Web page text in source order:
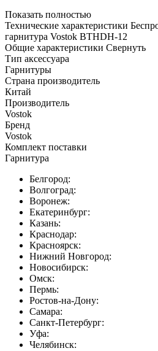
Показать полностью
Технические характеристики
гарнитура Vostok BTHDH-12
Общие характеристики Свернуть
Тип аксессуара
Гарнитуры
Страна производитель
Китай
Производитель
Vostok
Бренд
Vostok
Комплект поставки
Гарнитура
Белгород:
Волгоград:
Воронеж:
Екатеринбург:
Казань:
Краснодар:
Красноярск:
Нижний Новгород:
Новосибирск:
Омск:
Пермь:
Ростов-на-Дону:
Самара:
Санкт-Петербург:
Уфа:
Челябинск: